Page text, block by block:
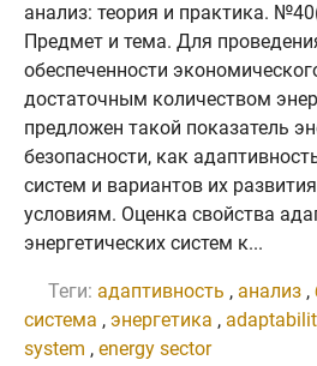
анализ: теория и практика.
Предмет и тема. Для
обеспеченности
достаточным количеством
предложен такой показатель
безопасности, как
систем и вариантов их
условиям. Оценка свойства
энергетических систем к...
Теги: адаптивность , анализ ,
система , энергетика ,
system , energy sector